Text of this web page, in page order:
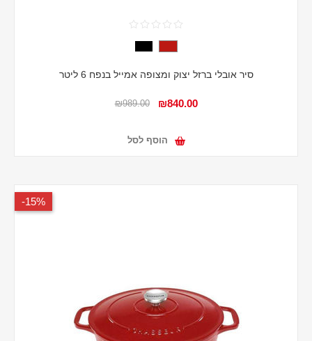
סיר אובלי ברזל יצוק ומצופה אמייל בנפח 6 ליטר
₪840.00
₪989.00
הוסף לסל
15%-